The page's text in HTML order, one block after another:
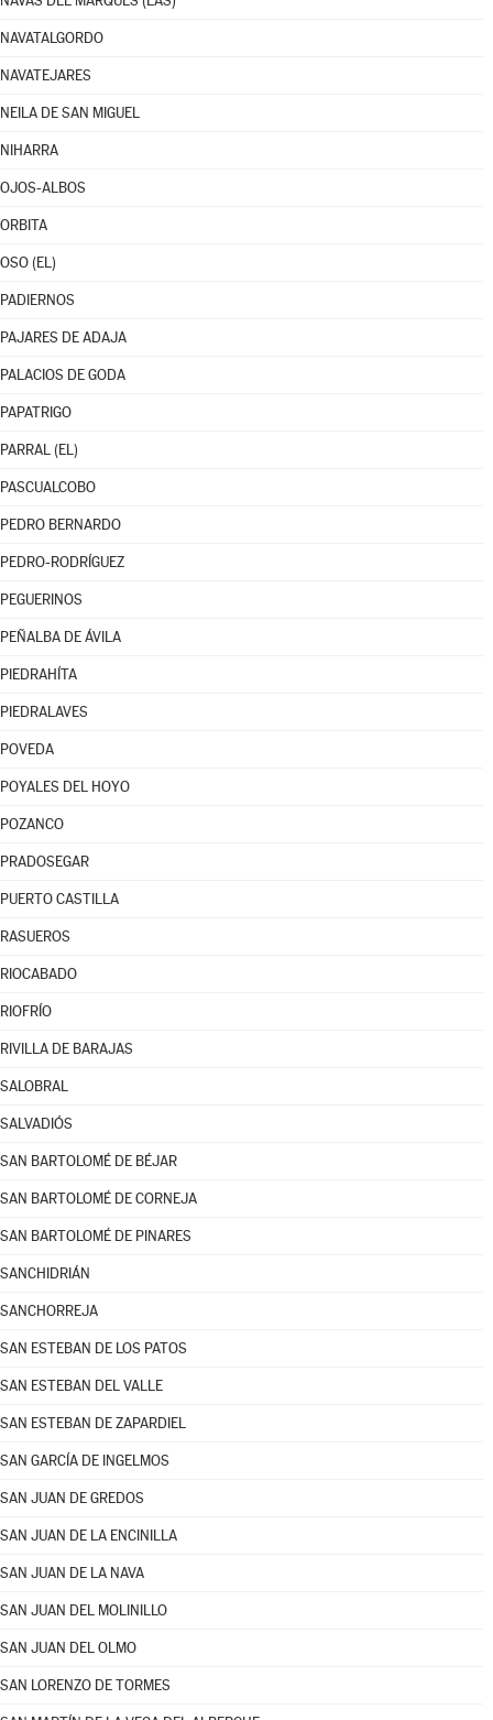
NAVATALGORDO
NAVATEJARES
NEILA DE SAN MIGUEL
NIHARRA
OJOS-ALBOS
ORBITA
OSO (EL)
PADIERNOS
PAJARES DE ADAJA
PALACIOS DE GODA
PAPATRIGO
PARRAL (EL)
PASCUALCOBO
PEDRO BERNARDO
PEDRO-RODRÍGUEZ
PEGUERINOS
PEÑALBA DE ÁVILA
PIEDRAHÍTA
PIEDRALAVES
POVEDA
POYALES DEL HOYO
POZANCO
PRADOSEGAR
PUERTO CASTILLA
RASUEROS
RIOCABADO
RIOFRÍO
RIVILLA DE BARAJAS
SALOBRAL
SALVADIÓS
SAN BARTOLOMÉ DE BÉJAR
SAN BARTOLOMÉ DE CORNEJA
SAN BARTOLOMÉ DE PINARES
SANCHIDRIÁN
SANCHORREJA
SAN ESTEBAN DE LOS PATOS
SAN ESTEBAN DEL VALLE
SAN ESTEBAN DE ZAPARDIEL
SAN GARCÍA DE INGELMOS
SAN JUAN DE GREDOS
SAN JUAN DE LA ENCINILLA
SAN JUAN DE LA NAVA
SAN JUAN DEL MOLINILLO
SAN JUAN DEL OLMO
SAN LORENZO DE TORMES